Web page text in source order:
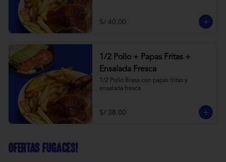
S/ 40.00
1/2 Pollo + Papas Fritas +
Ensalada Fresca
1/2 Pollo Brasa con papas fritas y
ensalada fresca
S/ 38.00
OFERTAS FUGACES!